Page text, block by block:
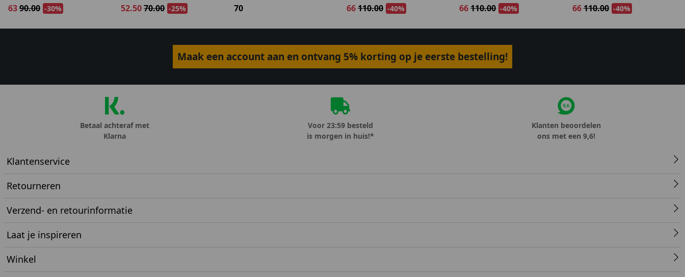
6390.00 -30%
52.5070.00 -25%
70
66110.00 -40%
66110.00 -40%
66110.00 -40%
Maak een account aan en ontvang 5% korting op je eerste bestelling!
Betaal achteraf met
Klarna
Voor 23:59 besteld
is morgen in huis!*
Klanten beoordelen
ons met een 9,6!
Klantenservice
Retourneren
Verzend- en retourinformatie
Laat je inspireren
Winkel